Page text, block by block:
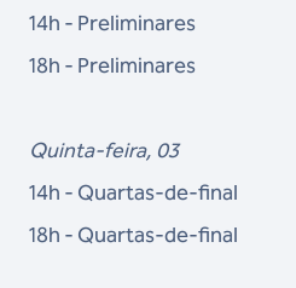
14h - Preliminares
18h - Preliminares
Quinta-feira, 03
14h - Quartas-de-final
18h - Quartas-de-final